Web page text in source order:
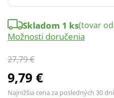
27,79 €
9,79 €
Najnižšia cena za posledných 30
Skladom 1 ks(tovar
Možnosti doručenia